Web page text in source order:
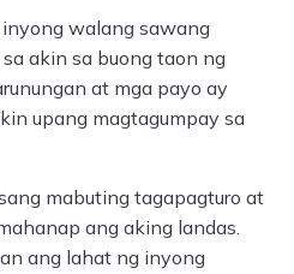
walang sawang
akin sa buong taon ng
at mga payo ay
upang magtagumpay sa
mabuting tagapagturo at
ang aking landas.
ang lahat ng inyong